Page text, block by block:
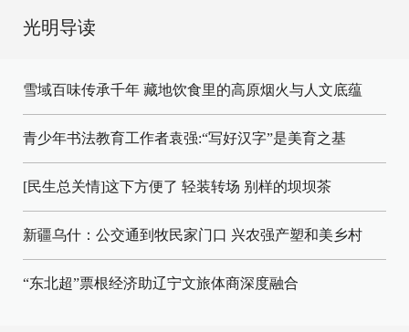
光明导读
雪域百味传承千年 藏地饮食里的高原烟火与人文底蕴
青少年书法教育工作者袁强:“写好汉字”是美育之基
[民生总关情]这下方便了 轻装转场 别样的坝坝茶
新疆乌什：公交通到牧民家门口 兴农强产塑和美乡村
“东北超”票根经济助辽宁文旅体商深度融合